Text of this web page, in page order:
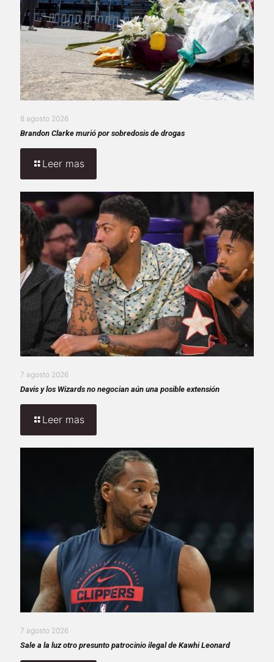
8 agosto 2026
Brandon Clarke murió por sobredosis de drogas
Leer mas
7 agosto 2026
Davis y los Wizards no negocian aún una posible extensión
Leer mas
7 agosto 2026
Sale a la luz otro presunto patrocinio ilegal de Kawhi Leonard